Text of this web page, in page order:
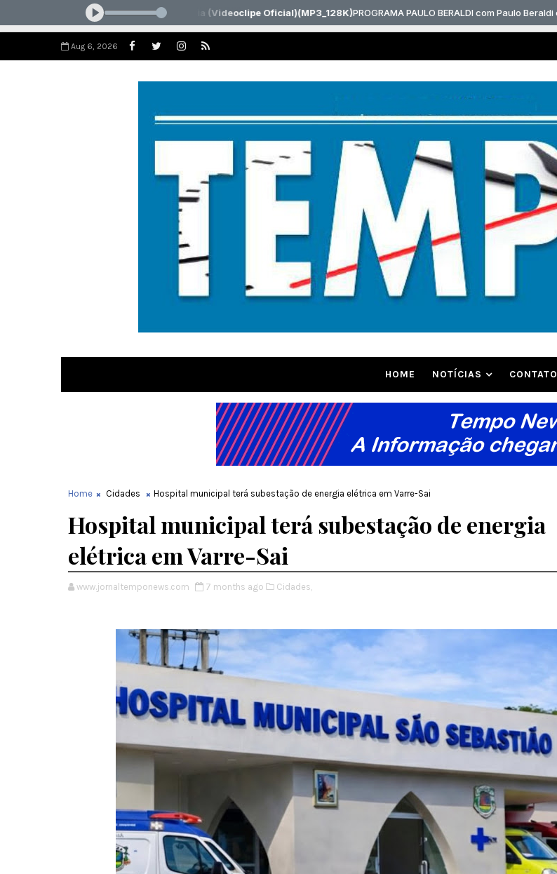
Aug 6, 2026
HOME NOTÍCIAS CONTATO
Home Cidades Hospital municipal terá subestação de energia elétrica em Varre-Sai
Hospital municipal terá subestação de energia
elétrica em Varre-Sai
www.jornaltemponews.com 7 months ago Cidades,